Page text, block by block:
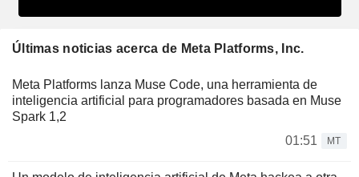
Últimas noticias acerca de Meta Platforms, Inc.
Meta Platforms lanza Muse Code, una herramienta de
inteligencia artificial para programadores basada en Muse
Spark 1,2
01:51
MT